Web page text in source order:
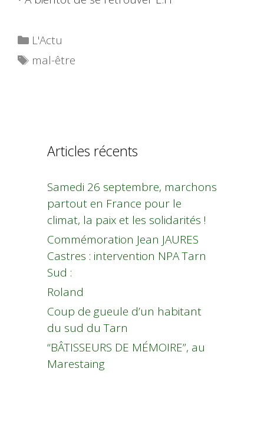
Catégories
L'Actu
Étiquettes
mal-être
Articles récents
Samedi 26 septembre, marchons
partout en France pour le
climat, la paix et les solidarités !
Commémoration Jean JAURES
Castres : intervention NPA Tarn
Sud :
Roland
Coup de gueule d’un habitant
du sud du Tarn
“BÂTISSEURS DE MÉMOIRE”, au
Marestaing